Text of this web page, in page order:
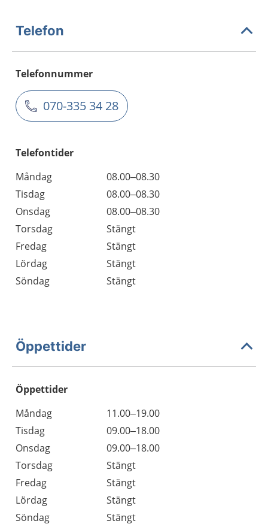
Telefon
Telefonnummer
070-335 34 28
Telefontider
Måndag
08.00–08.30
Tisdag
08.00–08.30
Onsdag
08.00–08.30
Torsdag
Stängt
Fredag
Stängt
Lördag
Stängt
Söndag
Stängt
Öppettider
Öppettider
Dag
Öppettider
Kommentarer
Måndag
11.00–19.00
Tisdag
09.00–18.00
Onsdag
09.00–18.00
Torsdag
Stängt
Fredag
Stängt
Lördag
Stängt
Söndag
Stängt